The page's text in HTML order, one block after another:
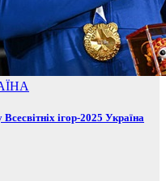
ігор-2025 Україна